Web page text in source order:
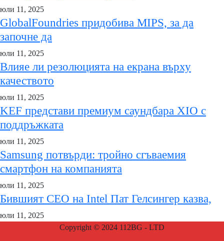
юли 11, 2025
GlobalFoundries придобива MIPS, за да
започне да
юли 11, 2025
Влияе ли резолюцията на екрана върху
качеството
юли 11, 2025
KEF представи премиум саундбара XIO с
поддръжката
юли 11, 2025
Samsung потвърди: тройно сгъваемия
смартфон на компанията
юли 11, 2025
Бившият CEO на Intel Пат Гелсингер казва,
юли 11, 2025
Copyright © 2024 112BG - LTD